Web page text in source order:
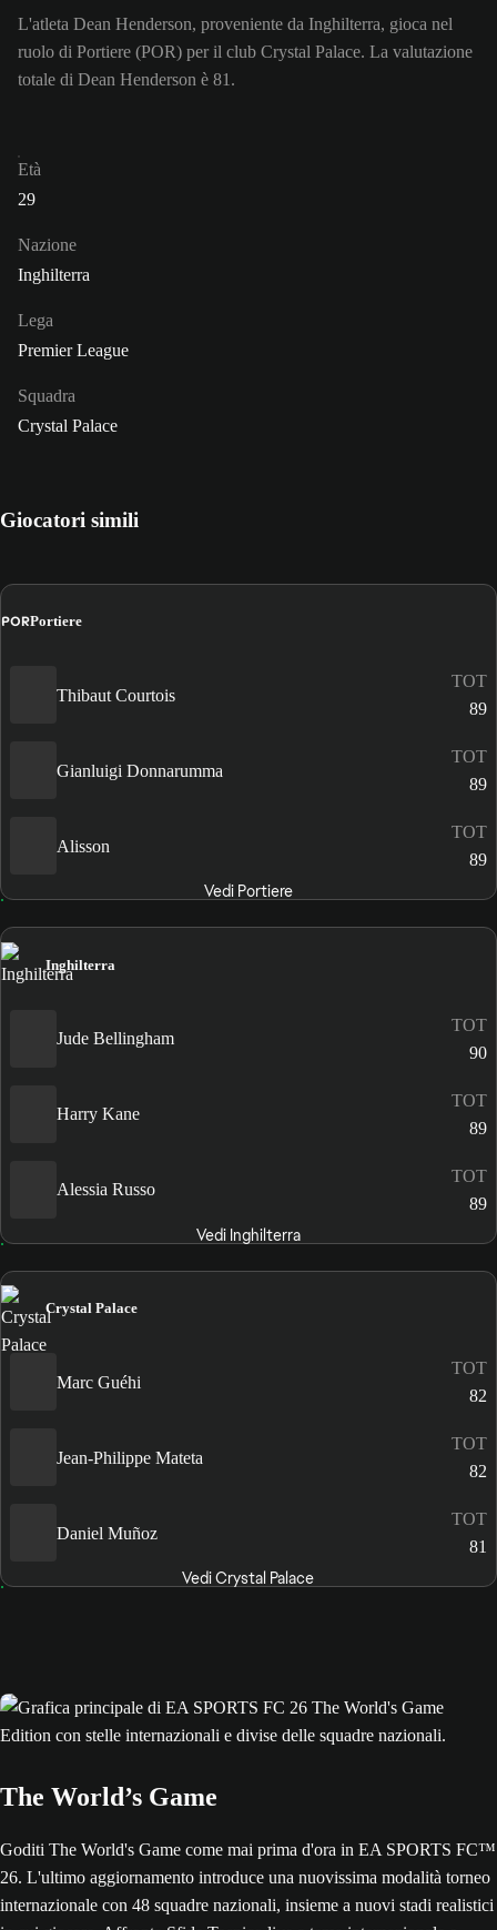
L'atleta Dean Henderson, proveniente da Inghilterra, gioca nel
ruolo di Portiere (POR) per il club Crystal Palace. La valutazione
totale di Dean Henderson è 81.
Età
29
Nazione
Inghilterra
Lega
Premier League
Squadra
Crystal Palace
Giocatori simili
PORPortiere
Thibaut Courtois
TOT
89
Gianluigi Donnarumma
TOT
89
Alisson
TOT
89
Vedi Portiere
Inghilterra
Jude Bellingham
TOT
90
Harry Kane
TOT
89
Alessia Russo
TOT
89
Vedi Inghilterra
Crystal Palace
Marc Guéhi
TOT
82
Jean-Philippe Mateta
TOT
82
Daniel Muñoz
TOT
81
Vedi Crystal Palace
The World’s Game
Goditi The World's Game come mai prima d'ora in EA SPORTS FC™
26. L'ultimo aggiornamento introduce una nuovissima modalità torneo
internazionale con 48 squadre nazionali, insieme a nuovi stadi realistici